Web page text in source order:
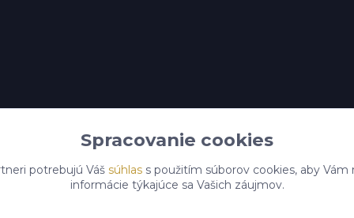
Spracovanie cookies
potrebujú Váš súhlass použitím súborov cookies, aby Vám
informácie týkajúce sa Vašich záujmov.